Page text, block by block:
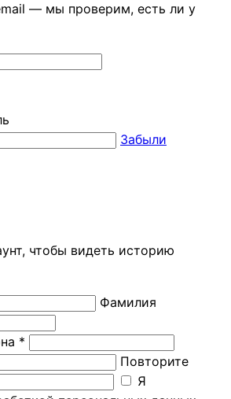
— мы проверим, есть ли у
Забыли
чтобы видеть историю
Фамилия
*
Повторите
Я